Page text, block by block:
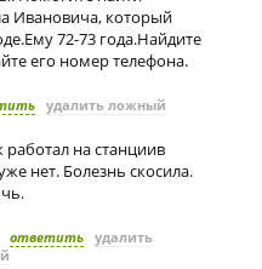
Ивановича, который
72-73 года.Найдите
его номер телефона.
удалить ложный
на станциив
нет. Болезнь скосила.
ответить удалить